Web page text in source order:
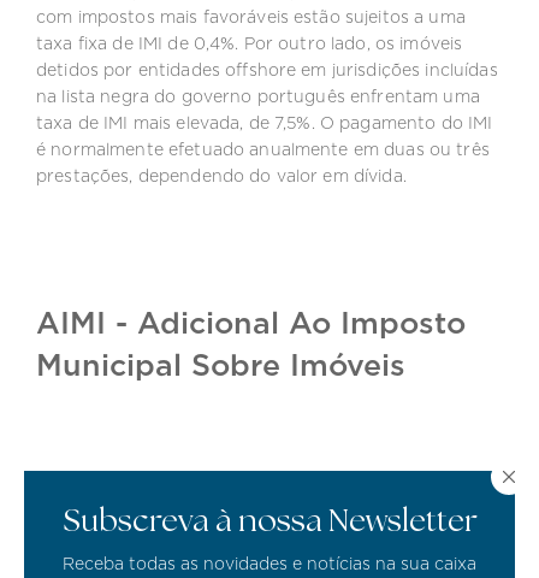
com impostos mais favoráveis estão sujeitos a uma
taxa fixa de IMI de 0,4%. Por outro lado, os imóveis
detidos por entidades offshore em jurisdições incluídas
na lista negra do governo português enfrentam uma
taxa de IMI mais elevada, de 7,5%. O pagamento do IMI
é normalmente efetuado anualmente em duas ou três
prestações, dependendo do valor em dívida.
AIMI - Adicional Ao Imposto
Municipal Sobre Imóveis
proprietários de imóveis em Portugal podem estar
Imóveis (AIMI). O AIMI é um imposto anual que incide
Subscreva à nossa Newsletter
Receba todas as novidades e notícias na sua caixa